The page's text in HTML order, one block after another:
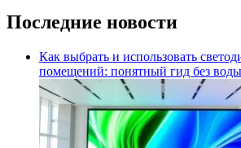
Последние новости
Как выбрать и использовать
помещений: понятный гид без воды